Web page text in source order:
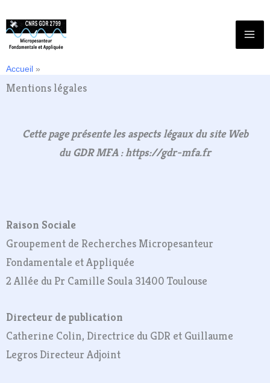
au
contenu
Accueil
Mentions légales
Cette page présente les aspects légaux du site Web
du GDR MFA : https://gdr-mfa.fr
Raison Sociale
Groupement de Recherches Micropesanteur
Fondamentale et Appliquée
2 Allée du Pr Camille Soula 31400 Toulouse
Directeur de publication
Catherine Colin, Directrice du GDR et Guillaume
Legros Directeur Adjoint